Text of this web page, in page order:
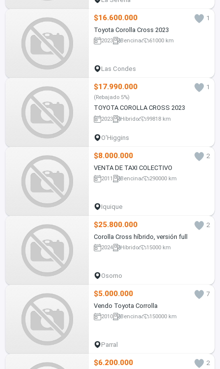
$16.600.000
1
Toyota Corolla Cross 2023
2023 Bencina 61000 km
Las Condes
$17.990.000 1
(Rebajado 5%)
TOYOTA COROLLA CROSS 2023
2023 Híbrido 99818 km
O'Higgins
$8.000.000
2
VENTA DE TAXI COLECTIVO
2011 Bencina 290000 km
Iquique
$25.800.000
2
Corolla Cross híbrido, versión full
2024 Híbrido 15000 km
Osorno
$5.000.000
7
Vendo Toyota Corrolla
2010 Bencina 150000 km
Parral
$6.200.000
2